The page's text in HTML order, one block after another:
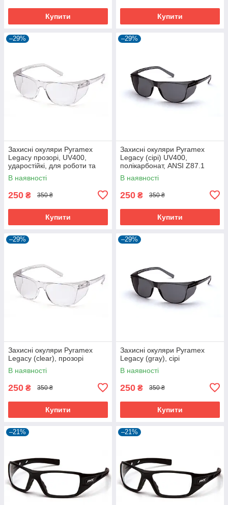
Купити Купити
–29%
Захисні окуляри Pyramex
Legacy прозорі, UV400,
ударостійкі, для роботи та
будівництва
В наявності
250 ₴ 350 ₴
Купити
–29%
Захисні окуляри Pyramex
Legacy (сірі) UV400,
полікарбонат, ANSI Z87.1
В наявності
250 ₴ 350 ₴
Купити
–29%
Захисні окуляри Pyramex
Legacy (clear), прозорі
В наявності
250 ₴ 350 ₴
Купити
–29%
Захисні окуляри Pyramex
Legacy (gray), сірі
В наявності
250 ₴ 350 ₴
Купити
–21% –21%